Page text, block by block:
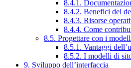
8.4.1.
8.4.2. Benefici del
8.4.3. Risorse
8.4.4. Come
8.5. Progettare con i
8.5.1. Vantaggi
8.5.2. I modelli di
9. Sviluppo dell’interfaccia